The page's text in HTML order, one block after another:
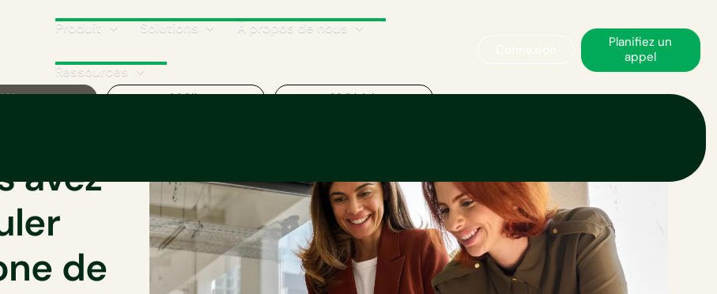
Produit Solutions À propos de nous
Ressources
Planifiez un
appel
Mesurer 02 Bilan 03 Réduire
avez
de